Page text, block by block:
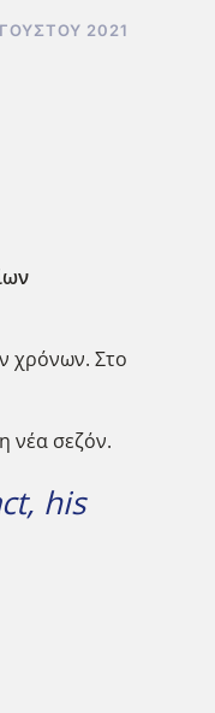
2021
χρόνων. Στο
νέα σεζόν.
his